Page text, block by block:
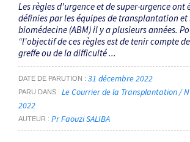
Les règles d'urgence et de super-urgence ont
définies par les équipes de transplantation
biomédecine (ABM) il y a plusieurs années.
“l'objectif de ces règles est de tenir compte
greffe ou de la difficulté ...
DATE DE PARUTION 31 décembre 2022
PARU DANS
Le Courrier de la Transplantation /
2022
AUTEUR Pr Faouzi SALIBA